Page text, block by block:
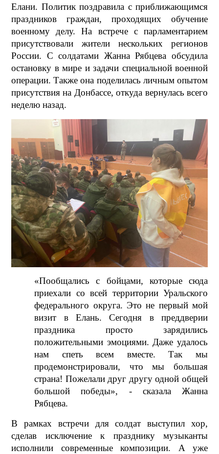
Елани. Политик поздравила с приближающимся
праздников граждан, проходящих обучение
военному делу. На встрече с парламентарием
присутствовали жители нескольких регионов
России. С солдатами Жанна Рябцева обсудила
остановку в мире и задачи специальной военной
операции. Также она поделилась личным опытом
присутствия на Донбассе, откуда вернулась всего
неделю назад.
«Пообщались с бойцами, которые сюда
приехали со всей территории Уральского
федерального округа. Это не первый мой
визит в Елань. Сегодня в преддверии
праздника просто зарядились
положительными эмоциями. Даже удалось
нам спеть всем вместе. Так мы
продемонстрировали, что мы большая
страна! Пожелали друг другу одной общей
большой победы», - сказала Жанна
Рябцева.
В рамках встречи для солдат выступил хор,
сделав исключение к празднику музыканты
исполнили современные композиции. А уже